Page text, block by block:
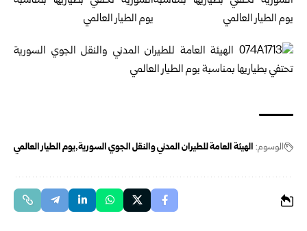
الوسوم: الهيئة العامة للطيران المدني والنقل الجوي السورية يوم الطيار العالمي